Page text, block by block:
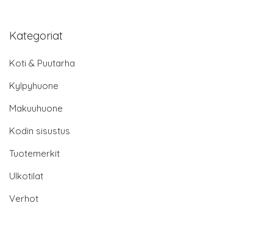
Kategoriat
Koti & Puutarha
Kylpyhuone
Makuuhuone
Kodin sisustus
Tuotemerkit
Ulkotilat
Verhot